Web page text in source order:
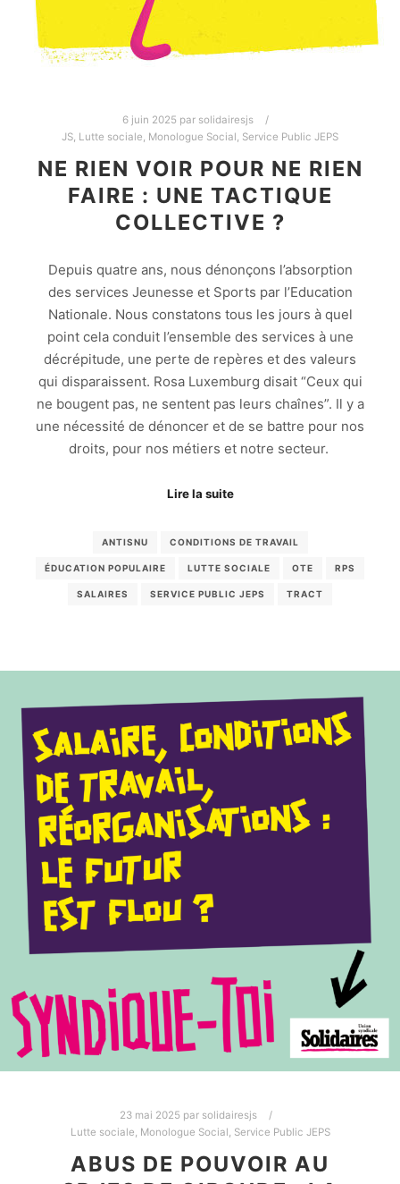
6 juin 2025 par solidairesjs
JS Lutte sociale Monologue Social Service Public JEPS
NE RIEN VOIR POUR NE RIEN
FAIRE : UNE TACTIQUE
COLLECTIVE ?
Depuis quatre ans, nous dénonçons l’absorption
des services Jeunesse et Sports par l’Education
Nationale. Nous constatons tous les jours à quel
point cela conduit l’ensemble des services à une
décrépitude, une perte de repères et des valeurs
qui disparaissent. Rosa Luxemburg disait “Ceux qui
ne bougent pas, ne sentent pas leurs chaînes”. Il y a
une nécessité de dénoncer et de se battre pour nos
droits, pour nos métiers et notre secteur.
Lire la suite
ANTISNU CONDITIONS DE TRAVAIL
ÉDUCATION POPULAIRE LUTTE SOCIALE OTE RPS
SALAIRES SERVICE PUBLIC JEPS TRACT
23 mai 2025 par solidairesjs
Lutte sociale Monologue Social Service Public JEPS
ABUS DE POUVOIR AU